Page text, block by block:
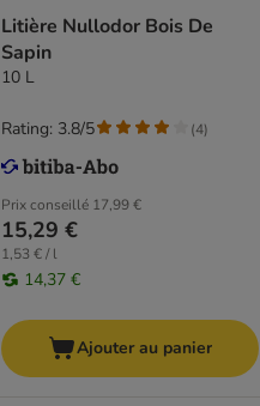
Litière Nullodor Bois De
Sapin
10 L
Prix conseillé 17,99 €
15,29 €
1,53 € / l
14,37 €
Rating: 3.8/5 (4)
Ajouter au panier